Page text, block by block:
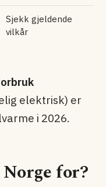
Sjekk gjeldende
vilkår
elektrisk) er
i 2026.
for?